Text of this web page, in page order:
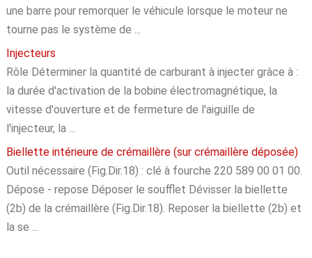
une barre pour remorquer le véhicule lorsque le moteur ne
tourne pas le système de ...
Injecteurs
Rôle Déterminer la quantité de carburant à injecter grâce à :
la durée d'activation de la bobine électromagnétique, la
vitesse d'ouverture et de fermeture de l'aiguille de
l'injecteur, la ...
Biellette intérieure de crémaillère (sur crémaillère déposée)
Outil nécessaire (Fig.Dir.18) : clé à fourche 220 589 00 01 00.
Dépose - repose Déposer le soufflet Dévisser la biellette
(2b) de la crémaillère (Fig.Dir.18). Reposer la biellette (2b) et
la se ...